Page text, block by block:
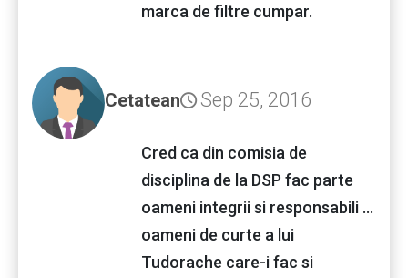
marca de filtre cumpar.
Cetatean Sep 25, 2016
Cred ca din comisia de
disciplina de la DSP fac parte
oameni integrii si responsabili ...
oameni de curte a lui
Tudorache care-i fac si